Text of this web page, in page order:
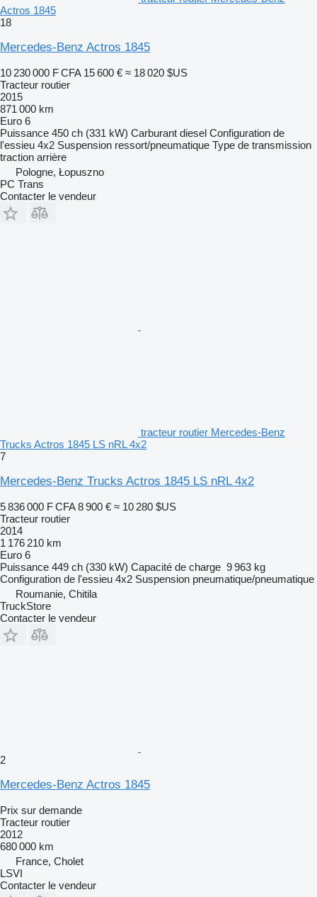
Actros 1845
18
Mercedes-Benz Actros 1845
10 230 000 F CFA 15 600 € ≈ 18 020 $US
Tracteur routier
2015
871 000 km
Euro 6
Puissance 450 ch (331 kW) Carburant diesel Configuration de
l'essieu 4x2 Suspension ressort/pneumatique Type de transmission
traction arrière
Pologne, Łopuszno
PC Trans
Contacter le vendeur
tracteur routier Mercedes-Benz
Trucks Actros 1845 LS nRL 4x2
7
Mercedes-Benz Trucks Actros 1845 LS nRL 4x2
5 836 000 F CFA 8 900 € ≈ 10 280 $US
Tracteur routier
2014
1 176 210 km
Euro 6
Puissance 449 ch (330 kW) Capacité de charge 9 963 kg
Configuration de l'essieu 4x2 Suspension pneumatique/pneumatique
Roumanie, Chitila
TruckStore
Contacter le vendeur
2
Mercedes-Benz Actros 1845
Prix sur demande
Tracteur routier
2012
680 000 km
France, Cholet
LSVI
Contacter le vendeur